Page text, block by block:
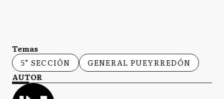
Temas
5° SECCIÓN
GENERAL PUEYRREDÓN
AUTOR